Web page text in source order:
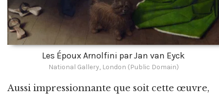
Les Époux Arnolfini par Jan van Eyck
National Gallery, London (Public Domain)
Aussi impressionnante que soit cette œuvre,